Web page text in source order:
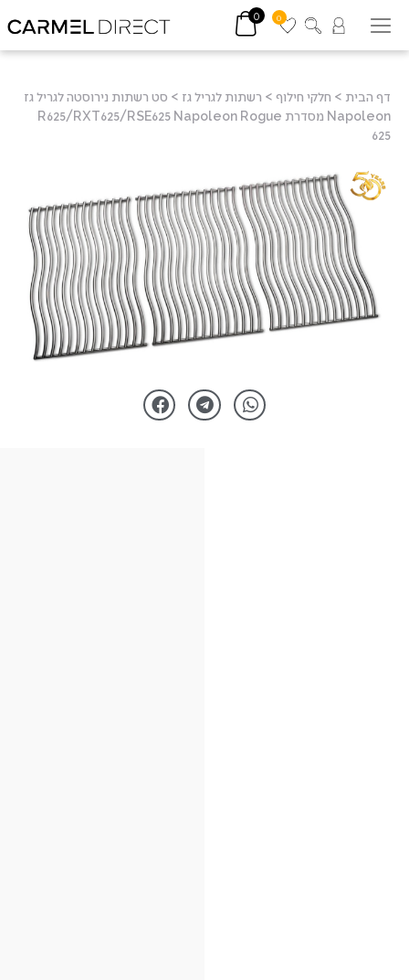
0
0
דף הבית > חלקי חילוף > רשתות לגריל גז > סט רשתות נירוסטה לגריל גז
Napoleon מסדרת R625/RXT625/RSE625 Napoleon Rogue
625